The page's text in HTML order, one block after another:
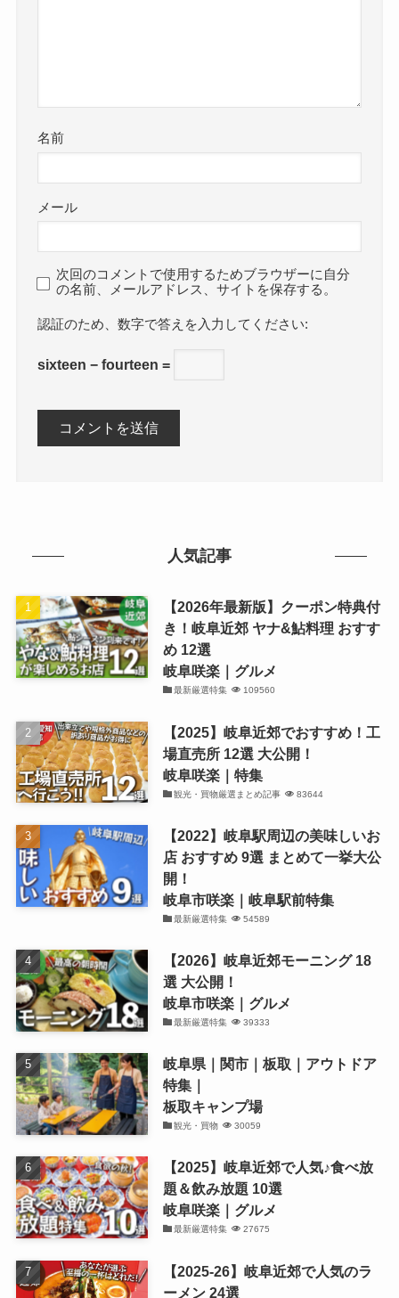
名前
メール
次回のコメントで使用するためブラウザーに自分
の名前、メールアドレス、サイトを保存する。
数字で答えを入力してください:
sixteen − fourteen =
人気記事
【2026年最新版】クーポン特典付
き！岐阜近郊 ヤナ&鮎料理 おすす
め 12選
岐阜咲楽｜グルメ
最新厳選特集 109560
【2025】岐阜近郊でおすすめ！工
場直売所 12選 大公開！
岐阜咲楽｜特集
観光・買物厳選まとめ記事 83644
【2022】岐阜駅周辺の美味しいお
店 おすすめ 9選 まとめて一挙大公
開！
岐阜市咲楽｜岐阜駅前特集
最新厳選特集 54589
【2026】岐阜近郊モーニング 18
選 大公開！
岐阜市咲楽｜グルメ
最新厳選特集 39333
岐阜県｜関市｜板取｜アウトドア
特集｜
板取キャンプ場
観光・買物 30059
【2025】岐阜近郊で人気♪食べ放
題＆飲み放題 10選
岐阜咲楽｜グルメ
最新厳選特集 27675
【2025-26】岐阜近郊で人気のラ
ーメン 24選